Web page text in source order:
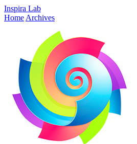
Inspira Lab
Home Archives